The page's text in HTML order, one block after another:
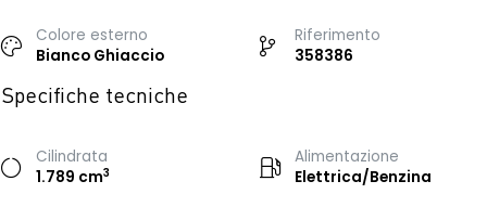
Colore esterno
Bianco Ghiaccio
Riferimento
358386
Specifiche tecniche
Cilindrata
1.789 cm3
Alimentazione
Elettrica/Benzina